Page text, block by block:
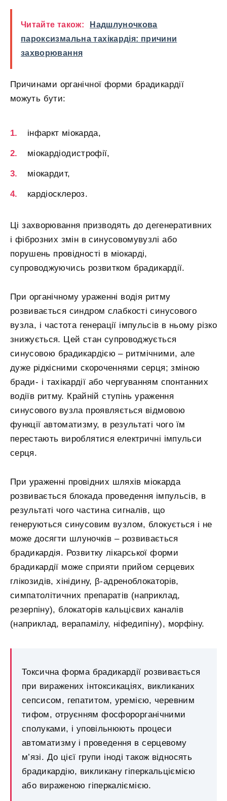
Читайте також:
Надшлуночкова
пароксизмальна тахікардія: причини
захворювання
Причинами органічної форми брадикардії
можуть бути:
інфаркт міокарда,
міокардіодистрофії,
міокардит,
кардіосклероз.
Ці захворювання призводять до дегенеративних
і фіброзних змін в синусовомувузлі або
порушень провідності в міокарді,
супроводжуючись розвитком брадикардії.
При органічному ураженні водія ритму
розвивається синдром слабкості синусового
вузла, і частота генерації імпульсів в ньому різко
знижується. Цей стан супроводжується
синусовою брадикардією – ритмічними, але
дуже рідкісними скороченнями серця; зміною
бради- і тахікардії або чергуванням спонтанних
водіїв ритму. Крайній ступінь ураження
синусового вузла проявляється відмовою
функції автоматизму, в результаті чого їм
перестають вироблятися електричні імпульси
серця.
При ураженні провідних шляхів міокарда
розвивається блокада проведення імпульсів, в
результаті чого частина сигналів, що
генеруються синусовим вузлом, блокується і не
може досягти шлуночків – розвивається
брадикардія. Розвитку лікарської форми
брадикардії може сприяти прийом серцевих
глікозидів, хінідину, β-адреноблокаторів,
симпатолітичних препаратів (наприклад,
резерпіну), блокаторів кальцієвих каналів
(наприклад, верапамілу, ніфедипіну), морфіну.
Токсична форма брадикардії розвивається
при виражених інтоксикаціях, викликаних
сепсисом, гепатитом, уремією, черевним
тифом, отруєнням фосфорорганічними
сполуками, і уповільнюють процеси
автоматизму і проведення в серцевому
м’язі. До цієї групи іноді також відносять
брадикардію, викликану гіперкальціємією
або вираженою гіперкаліємією.